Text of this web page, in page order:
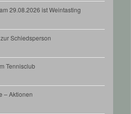
29.08.2026 ist Weintasting
Schiedsperson
Tennisclub
– Aktionen